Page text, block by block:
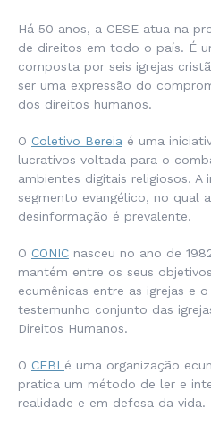
Há 50 anos, a CESE atua na
de direitos em todo o país. É
composta por seis igrejas
ser uma expressão do
dos direitos humanos.
O Coletivo Bereia é uma
lucrativos voltada para o
ambientes digitais religiosos.
segmento evangélico, no qual
desinformação é prevalente.
O CONIC nasceu no ano de
mantém entre os seus
ecumênicas entre as igrejas e
testemunho conjunto das
Direitos Humanos.
O CEBI é uma organização
pratica um método de ler e
realidade e em defesa da vida.